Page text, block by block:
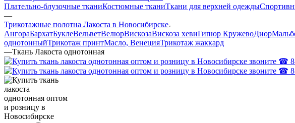
Плательно-блузочные тканиКостюмные тканиТкани для верхней одежды
—
Трикотажные полотна Лакоста в Новосибирске
АнгораБархатБуклеВельветВелюрВискозаВискоза хевиГипюр КружевоДиор
однотонныйТрикотаж принтМасло, ВенецияТрикотаж жаккард
—Ткань Лакоста однотонная